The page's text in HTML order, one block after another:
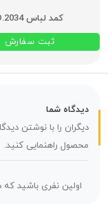
کمد لباس D.2034
ثبت سفارش
دیدگاه شما
دیگران را با نوشتن
محصول راهنمایی کنید.
اولین نفری باشید